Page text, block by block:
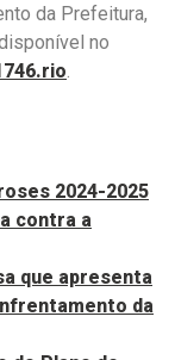
da Prefeitura,
no
2024-2025
contra a
que apresenta
da